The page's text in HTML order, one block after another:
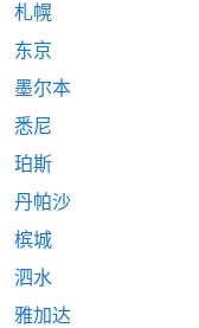
札幌
东京
墨尔本
悉尼
珀斯
丹帕沙
槟城
泗水
雅加达